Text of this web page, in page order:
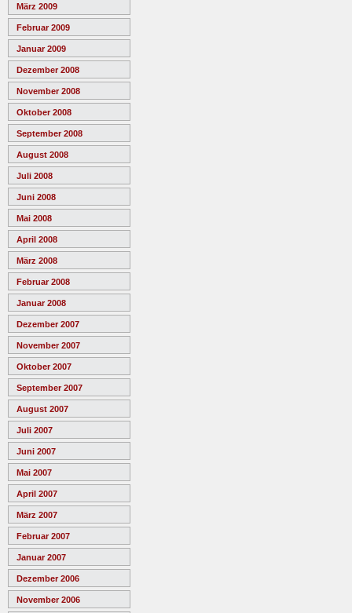
März 2009
Februar 2009
Januar 2009
Dezember 2008
November 2008
Oktober 2008
September 2008
August 2008
Juli 2008
Juni 2008
Mai 2008
April 2008
März 2008
Februar 2008
Januar 2008
Dezember 2007
November 2007
Oktober 2007
September 2007
August 2007
Juli 2007
Juni 2007
Mai 2007
April 2007
März 2007
Februar 2007
Januar 2007
Dezember 2006
November 2006